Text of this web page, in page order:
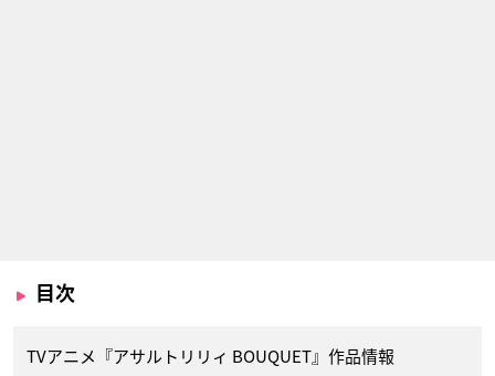
目次
TVアニメ『アサルトリリィ BOUQUET』作品情報